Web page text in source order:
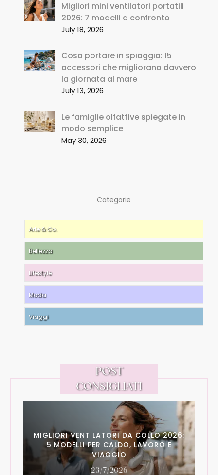
Migliori mini ventilatori portatili
2026: 7 modelli a confronto
July 18, 2026
Cosa portare in spiaggia: 15
accessori che migliorano davvero
la giornata al mare
July 13, 2026
Le famiglie olfattive spiegate in
modo semplice
May 30, 2026
Categorie
Arte & Co.
Bellezza
Lifestyle
Moda
Viaggi
POST
CONSIGLIATI
MIGLIORI VENTILATORI DA COLLO 2026:
5 MODELLI PER CALDO, LAVORO E
VIAGGIO
23/7/2026